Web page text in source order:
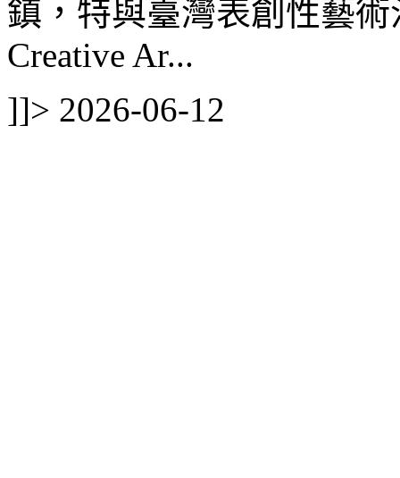
鎮，特與臺灣表創性藝術
Creative Ar...
]]> 2026-06-12